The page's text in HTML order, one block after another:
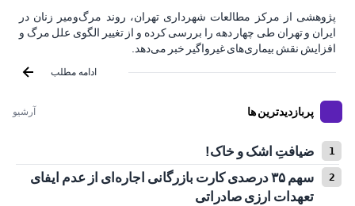
پژوهشی از مرکز مطالعات شهرداری تهران، روند مرگ‌ومیر زنان در
ایران و تهران طی چهار دهه را بررسی کرده و از تغییر الگوی علل مرگ و
افزایش نقش بیماری‌های غیرواگیر خبر می‌دهد.
ادامه مطلب
پربازدیدترین ها آرشیو
ضیافتِ اشک و خاک!
سهم ۳۵ درصدی کارت بازرگانی اجاره‌ای از عدم ایفای
تعهدات ارزی صادراتی